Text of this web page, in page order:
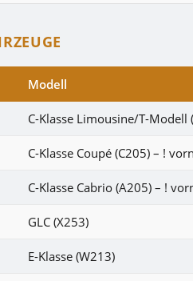
Modell
C-Klasse Limousine/T-Modell
C-Klasse Coupé (C205) – !
C-Klasse Cabrio (A205) – !
GLC (X253)
E-Klasse (W213)